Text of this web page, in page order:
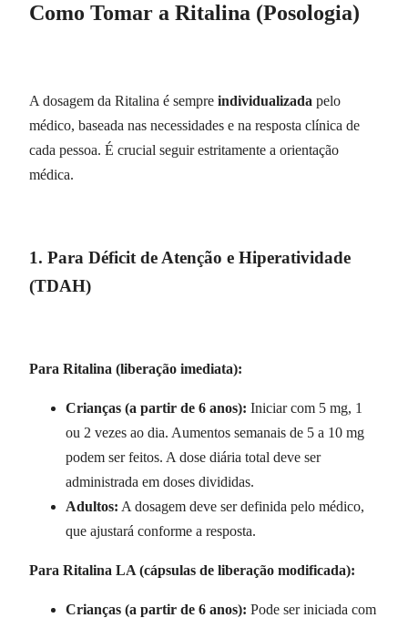
Como Tomar a Ritalina (Posologia)
A dosagem da Ritalina é sempre individualizada pelo
médico, baseada nas necessidades e na resposta clínica de
cada pessoa. É crucial seguir estritamente a orientação
médica.
1. Para Déficit de Atenção e Hiperatividade
(TDAH)
Para Ritalina (liberação imediata):
Crianças (a partir de 6 anos): Iniciar com 5 mg, 1
ou 2 vezes ao dia. Aumentos semanais de 5 a 10 mg
podem ser feitos. A dose diária total deve ser
administrada em doses divididas.
Adultos: A dosagem deve ser definida pelo médico,
que ajustará conforme a resposta.
Para Ritalina LA (cápsulas de liberação modificada):
Crianças (a partir de 6 anos): Pode ser iniciada com